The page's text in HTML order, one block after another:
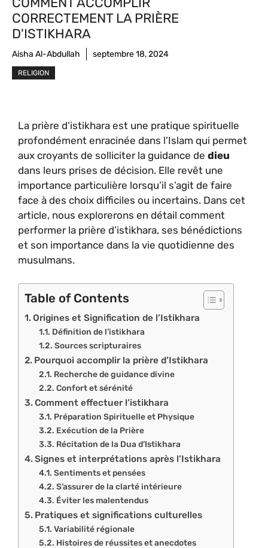
CORRECTEMENT LA PRIÈRE
D'ISTIKHARA
Aisha Al-Abdullah septembre 18, 2024
RELIGION
La prière d’istikhara est une pratique spirituelle
profondément enracinée dans l’Islam qui permet
aux croyants de solliciter la guidance de dieu
dans leurs prises de décision. Elle revêt une
importance particulière lorsqu’il s’agit de faire
face à des choix difficiles ou incertains. Dans cet
article, nous explorerons en détail comment
performer la prière d’istikhara, ses bénédictions
et son importance dans la vie quotidienne des
musulmans.
Table of Contents
Origines et Signification de l’Istikhara
Définition de l’istikhara
Sources scripturaires
Pourquoi accomplir la prière d’Istikhara
Recherche de guidance divine
Confort et sérénité
Comment effectuer l’istikhara
Préparation Spirituelle et Physique
Exécution de la Prière
Récitation de la Dua d’Istikhara
Signes et interprétations après l’Istikhara
Sentiments et pensées
S’assurer de la clarté intérieure
Éviter les malentendus
Pratiques et significations culturelles
Variabilité régionale
Histoires de réussites et anecdotes